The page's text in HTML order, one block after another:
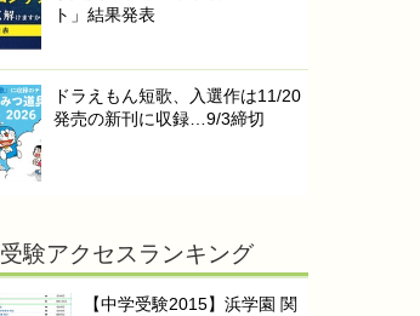
ト」結果発表
ドラえもん短歌、入選作は11/20
発売の新刊に収録…9/3締切
受験アクセスランキング
【中学受験2015】浜学園 関